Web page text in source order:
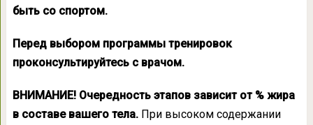
быть со спортом.
Перед выбором программы тренировок
проконсультируйтесь с врачом.
ВНИМАНИЕ! Очередность этапов зависит от % жира
в составе вашего тела. При высоком содержании